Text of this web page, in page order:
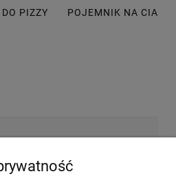
PIZZY 600X400X75 MM, 14L